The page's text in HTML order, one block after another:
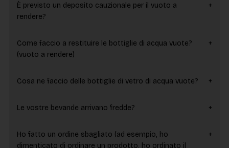
È previsto un deposito cauzionale per il vuoto a
rendere?
Come faccio a restituire le bottiglie di acqua vuote?
(vuoto a rendere)
Cosa ne faccio delle bottiglie di vetro di acqua vuote?
Le vostre bevande arrivano fredde?
Ho fatto un ordine sbagliato (ad esempio, ho
dimenticato di ordinare un prodotto, ho ordinato il